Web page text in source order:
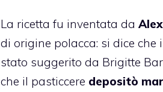
La ricetta fu inventata da
di origine polacca: si dice
stato suggerito da Brigitte
che il pasticcere depositò